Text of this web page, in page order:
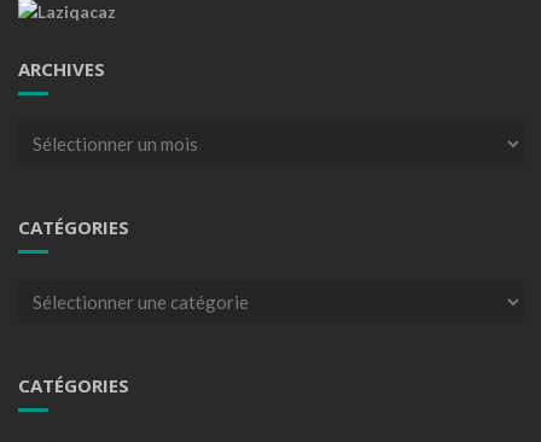
ARCHIVES
Archives
CATÉGORIES
Catégories
CATÉGORIES